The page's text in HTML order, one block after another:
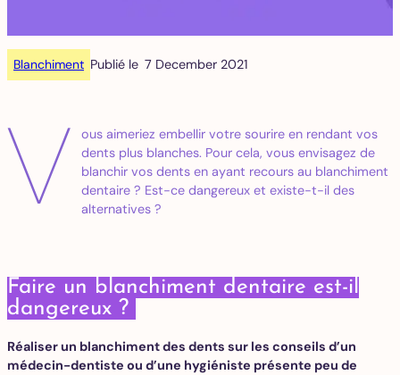
Blanchiment Publié le 7 December 2021
V
ous aimeriez embellir votre sourire en rendant vos
dents plus blanches. Pour cela, vous envisagez de
blanchir vos dents en ayant recours au blanchiment
dentaire ? Est-ce dangereux et existe-t-il des
alternatives ?
Faire un blanchiment dentaire est-il
dangereux ?
Réaliser un blanchiment des dents sur les conseils d’un
médecin-dentiste ou d’une hygiéniste présente peu de